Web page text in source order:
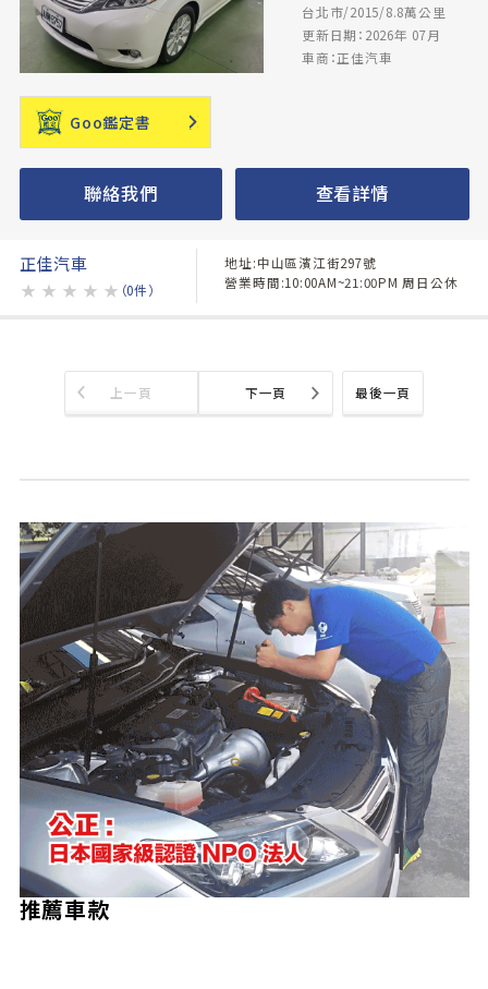
台北市/2015/8.8萬公里
更新日期：2026年 07月
車商：正佳汽車
Goo鑑定書
聯絡我們 查看詳情
正佳汽車
★ ★ ★ ★ ★ （0件）
地址:中山區濱江街297號
營業時間:10:00AM~21:00PM 周日公休
最後一頁
上一頁 下一頁
推薦車款